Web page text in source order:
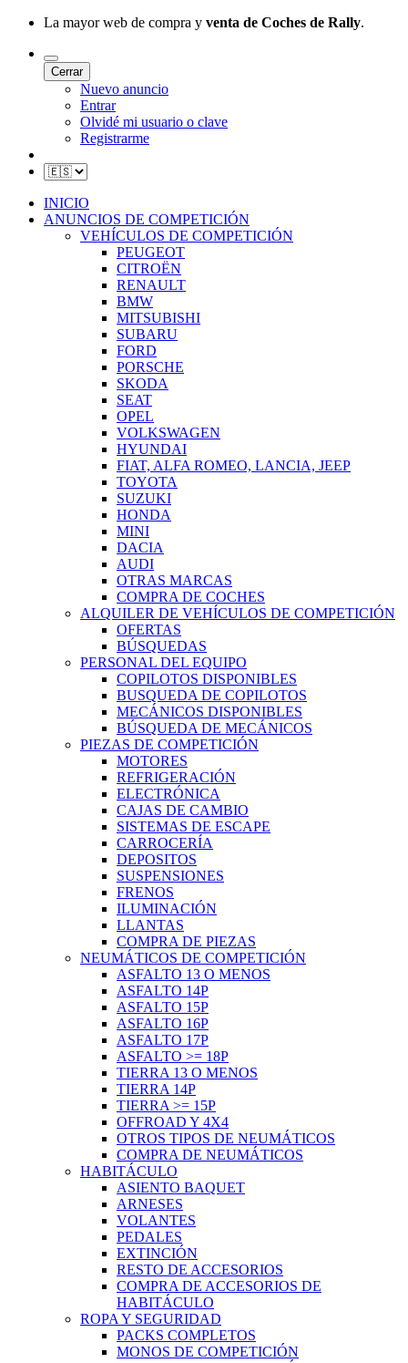
La mayor web de compra y venta de Coches de Rally.
Cerrar
Nuevo anuncio
Entrar
Olvidé mi usuario o clave
Registrarme
INICIO
ANUNCIOS DE COMPETICIÓN
VEHÍCULOS DE COMPETICIÓN
PEUGEOT
CITROËN
RENAULT
BMW
MITSUBISHI
SUBARU
FORD
PORSCHE
SKODA
SEAT
OPEL
VOLKSWAGEN
HYUNDAI
FIAT, ALFA ROMEO, LANCIA, JEEP
TOYOTA
SUZUKI
HONDA
MINI
DACIA
AUDI
OTRAS MARCAS
COMPRA DE COCHES
ALQUILER DE VEHÍCULOS DE COMPETICIÓN
OFERTAS
BÚSQUEDAS
PERSONAL DEL EQUIPO
COPILOTOS DISPONIBLES
BUSQUEDA DE COPILOTOS
MECÁNICOS DISPONIBLES
BÚSQUEDA DE MECÁNICOS
PIEZAS DE COMPETICIÓN
MOTORES
REFRIGERACIÓN
ELECTRÓNICA
CAJAS DE CAMBIO
SISTEMAS DE ESCAPE
CARROCERÍA
DEPOSITOS
SUSPENSIONES
FRENOS
ILUMINACIÓN
LLANTAS
COMPRA DE PIEZAS
NEUMÁTICOS DE COMPETICIÓN
ASFALTO 13 O MENOS
ASFALTO 14P
ASFALTO 15P
ASFALTO 16P
ASFALTO 17P
ASFALTO >= 18P
TIERRA 13 O MENOS
TIERRA 14P
TIERRA >= 15P
OFFROAD Y 4X4
OTROS TIPOS DE NEUMÁTICOS
COMPRA DE NEUMÁTICOS
HABITÁCULO
ASIENTO BAQUET
ARNESES
VOLANTES
PEDALES
EXTINCIÓN
RESTO DE ACCESORIOS
COMPRA DE ACCESORIOS DE
HABITÁCULO
ROPA Y SEGURIDAD
PACKS COMPLETOS
MONOS DE COMPETICIÓN